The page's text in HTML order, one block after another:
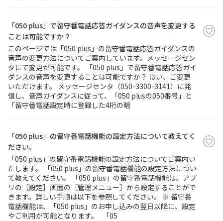
「050 plus」で留守番電話応答ガイダンスの音声を変更する
ことは可能ですか？
このページでは「050 plus」の留守番電話応答ガイダンスの
音声の変更方法についてご案内しています。メッセージセン
タにて変更が可能です。 「050 plus」で留守番電話応答ガイ
ダンスの音声を変更することは可能ですか？ はい、ご変更
いただけます。 メッセージセンタ（050-3300-3141）に発
信し、音声ガイダンスに従って、「050 plusの050番号」と
「留守番電話設定時に登録した4桁の暗
「050 plus」の留守番電話機能の設定方法について教えてく
ださい。
「050 plus」の留守番電話機能の設定方法についてご案内い
たします。 「050 plus」の留守番電話機能の設定方法につい
て教えてください。 「050 plus」の留守番電話機能は、アプ
リの［設定］画面の［管理メニュー］から設定することがで
きます。詳しい手順は以下を参照してください。 ※ 留守番
電話機能は、「050 plus」のお申し込みの翌日以降に、設定
やご利用が可能となります。 「05